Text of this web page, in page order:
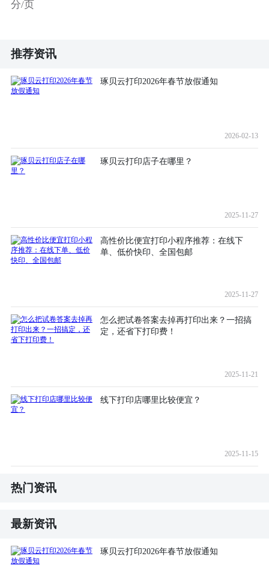
分/页
推荐资讯
琢贝云打印2026年春节放假通知
2026-02-13
琢贝云打印店子在哪里？
2025-11-27
高性价比便宜打印小程序推荐：在线下
单、低价快印、全国包邮
2025-11-27
怎么把试卷答案去掉再打印出来？一招搞
定，还省下打印费！
2025-11-21
线下打印店哪里比较便宜？
2025-11-15
热门资讯
最新资讯
琢贝云打印2026年春节放假通知